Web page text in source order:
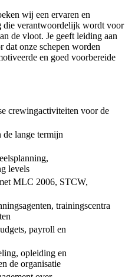
wij een ervaren en
die verantwoordelijk wordt voor
de vloot. Je geeft leiding aan
dat onze schepen worden
en goed voorbereide
crewingactiviteiten voor de
lange termijn
levels
MLC 2006, STCW,
trainingscentra
payroll en
opleiding en
de organisatie